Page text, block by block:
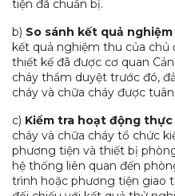
tiện đã chuẩn bị.
b) So sánh kết quả
kết quả nghiệm thu của chủ
thiết kế đã được cơ quan
cháy thẩm duyệt trước đó,
cháy và chữa cháy được
c) Kiểm tra hoạt động
cháy và chữa cháy tổ chức
phương tiện và thiết bị
hệ thống liên quan đến
trình hoặc phương tiện giao